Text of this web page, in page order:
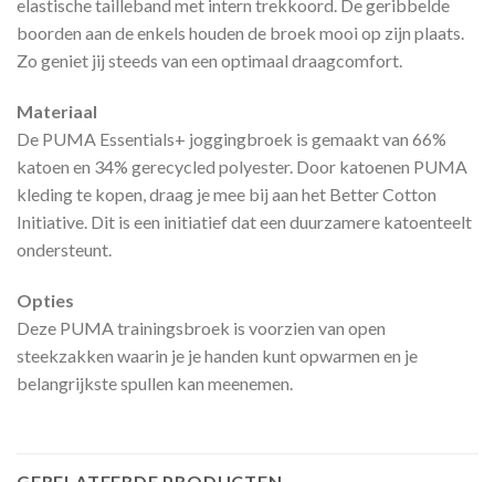
elastische tailleband met intern trekkoord. De geribbelde
boorden aan de enkels houden de broek mooi op zijn plaats.
Zo geniet jij steeds van een optimaal draagcomfort.
Materiaal
De PUMA Essentials+ joggingbroek is gemaakt van 66%
katoen en 34% gerecycled polyester. Door katoenen PUMA
kleding te kopen, draag je mee bij aan het Better Cotton
Initiative. Dit is een initiatief dat een duurzamere katoenteelt
ondersteunt.
Opties
Deze PUMA trainingsbroek is voorzien van open
steekzakken waarin je je handen kunt opwarmen en je
belangrijkste spullen kan meenemen.